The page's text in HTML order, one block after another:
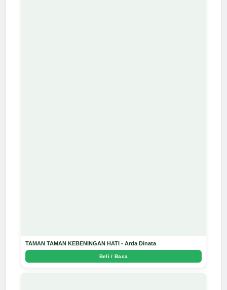
TAMAN TAMAN KEBENINGAN HATI - Arda Dinata
Beli / Baca